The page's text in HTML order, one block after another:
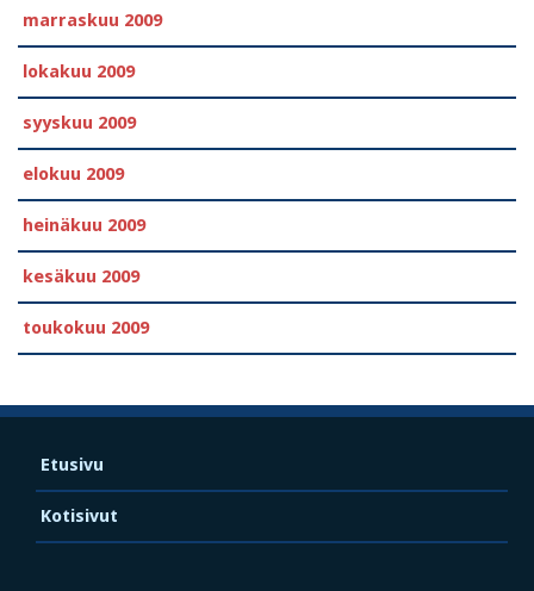
marraskuu 2009
lokakuu 2009
syyskuu 2009
elokuu 2009
heinäkuu 2009
kesäkuu 2009
toukokuu 2009
Etusivu
Kotisivut